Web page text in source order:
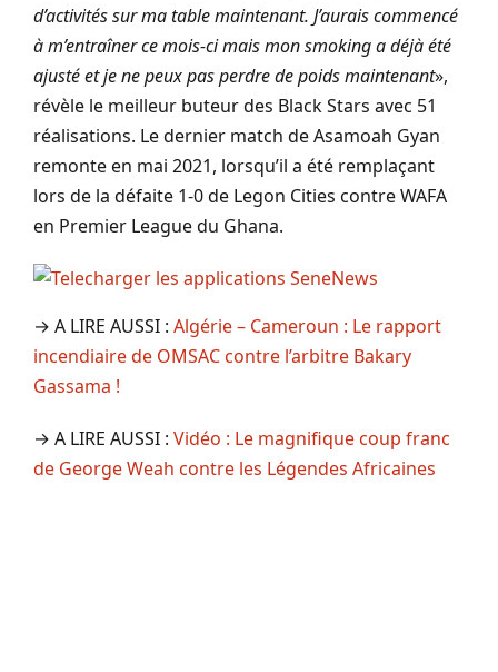
d’activités sur ma table maintenant. J’aurais commencé
à m’entraîner ce mois-ci mais mon smoking a déjà été
ajusté et je ne peux pas perdre de poids maintenant»,
révèle le meilleur buteur des Black Stars avec 51
réalisations. Le dernier match de Asamoah Gyan
remonte en mai 2021, lorsqu’il a été remplaçant
lors de la défaite 1-0 de Legon Cities contre WAFA
en Premier League du Ghana.
→ A LIRE AUSSI : Algérie – Cameroun : Le rapport
incendiaire de OMSAC contre l’arbitre Bakary
Gassama !
→ A LIRE AUSSI : Vidéo : Le magnifique coup franc
de George Weah contre les Légendes Africaines